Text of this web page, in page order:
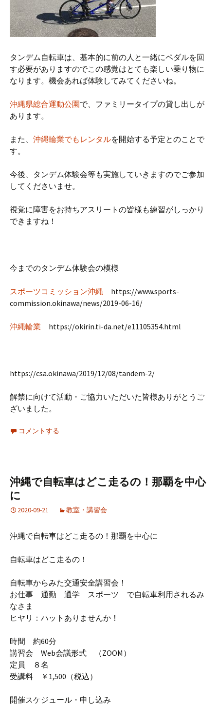
タンデム自転車は、基本的に前の人と一緒にペダルを回
す必要がありますのでこの感覚はとても楽しい乗り物に
なります。機会あれば体験してみてくださいね。
沖縄県総合運動公園で、ファミリータイプの貸し出しが
あります。
また、 沖縄輪業でもレンタルを開始する予定とのことで
す。
今後、タンデム体験会等も実施していきますのでご参加
してくださいませ。
視覚に障害をお持ちアスリートの皆様も練習がしっかり
できますね！
今までのタンデム体験会の模様
スポーツコミッション沖縄 https://www.sports-
commission.okinawa/news/2019-06-16/
沖縄輪業 https://okirin.ti-da.net/e11105354.html
https://csa.okinawa/2019/12/08/tandem-2/
解禁に向けて活動・ご協力いただいた皆様ありがとうご
ざいました。
コメントする
沖縄で自転車はどこ走るの！那覇を中心
に
2020-09-21 教室・講習会
沖縄で自転車はどこ走るの！那覇を中心に
自転車はどこ走るの！
自転車からみた交通安全講習会！
お仕事 通勤 通学 スポーツ で自転車利用されるみ
なさま
ヒヤリ：ハットありませんか！
時間 約60分
講習会 Web会議形式 （ZOOM）
定員 ８名
受講料 ￥1,500（税込）
開催スケジュール・申し込み